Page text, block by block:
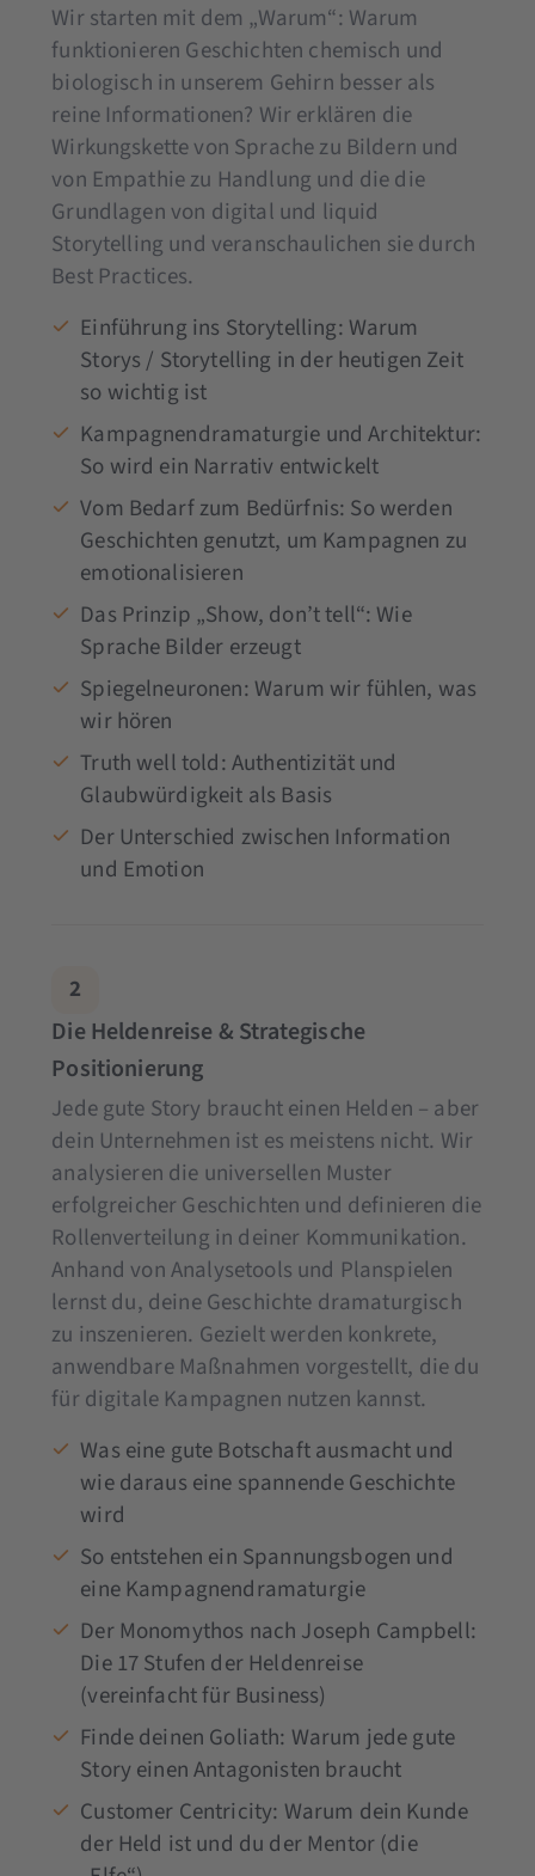
Wir starten mit dem „Warum“: Warum
funktionieren Geschichten chemisch und
biologisch in unserem Gehirn besser als
reine Informationen? Wir erklären die
Wirkungskette von Sprache zu Bildern und
von Empathie zu Handlung und die die
Grundlagen von digital und liquid
Storytelling und veranschaulichen sie durch
Best Practices.
Einführung ins Storytelling: Warum
Storys / Storytelling in der heutigen Zeit
so wichtig ist
Kampagnendramaturgie und Architektur:
So wird ein Narrativ entwickelt
Vom Bedarf zum Bedürfnis: So werden
Geschichten genutzt, um Kampagnen zu
emotionalisieren
Das Prinzip „Show, don’t tell“: Wie
Sprache Bilder erzeugt
Spiegelneuronen: Warum wir fühlen, was
wir hören
Truth well told: Authentizität und
Glaubwürdigkeit als Basis
Der Unterschied zwischen Information
und Emotion
2
Die Heldenreise & Strategische
Positionierung
Jede gute Story braucht einen Helden – aber
dein Unternehmen ist es meistens nicht. Wir
analysieren die universellen Muster
erfolgreicher Geschichten und definieren die
Rollenverteilung in deiner Kommunikation.
Anhand von Analysetools und Planspielen
lernst du, deine Geschichte dramaturgisch
zu inszenieren. Gezielt werden konkrete,
anwendbare Maßnahmen vorgestellt, die du
für digitale Kampagnen nutzen kannst.
Was eine gute Botschaft ausmacht und
wie daraus eine spannende Geschichte
wird
So entstehen ein Spannungsbogen und
eine Kampagnendramaturgie
Der Monomythos nach Joseph Campbell:
Die 17 Stufen der Heldenreise
(vereinfacht für Business)
Finde deinen Goliath: Warum jede gute
Story einen Antagonisten braucht
Customer Centricity: Warum dein Kunde
der Held ist und du der Mentor (die